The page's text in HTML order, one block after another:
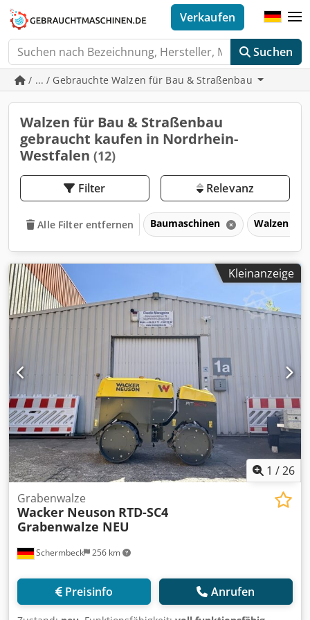
Suchen
Verkaufen
/ ... / Gebrauchte Walzen für Bau & Straßenbau
Walzen für Bau & Straßenbau
gebraucht kaufen in Nordrhein-
Westfalen (12)
Filter Relevanz
Alle Filter entfernen Baumaschinen Walzen für
Kleinanzeige
1 /26
Schermbeck 256 km
Grabenwalze
Wacker Neuson RTD-SC4
Grabenwalze NEU
Preisinfo Anrufen